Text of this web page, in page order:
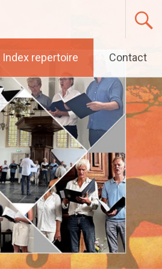
Index repertoire Contact